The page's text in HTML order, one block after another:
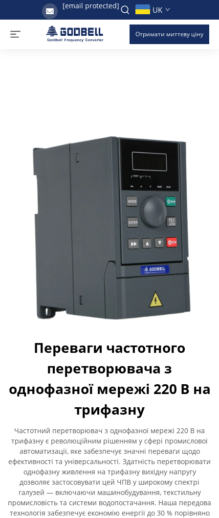
[email protected] UK
Отримати миттєву ціну
Переваги частотного
перетворювача з
однофазної мережі 220 В на
трифазну
Частотний перетворювач з однофазної мережі 220 В на
трифазну є революційним рішенням у сфері промислової
автоматизації, яке забезпечує значні переваги щодо
ефективності та універсальності. Здатність перетворювати
однофазну живлення на трифазну вихідну напругу
дозволяє застосовувати цей ЧПВ у широкому спектрі
галузей — включаючи машинобудування, текстильну
промисловість та системи водопостачання. Наша передова
технологія забезпечує економію енергії до 30 % порівняно